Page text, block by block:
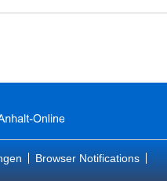
Browser Notifications